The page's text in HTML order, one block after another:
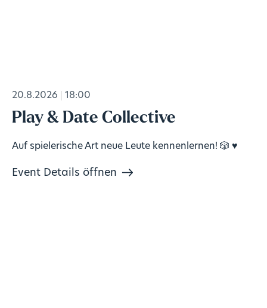
20.8.2026 18:00
Play & Date Collective
Auf spielerische Art neue Leute kennenlernen! 🎲 ♥️
Event Details öffnen